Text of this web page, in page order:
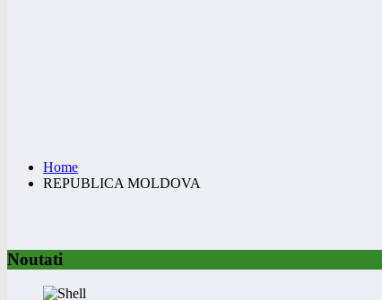
Home
REPUBLICA MOLDOVA
Noutati